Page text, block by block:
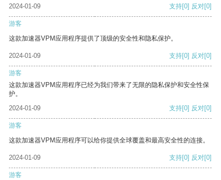
2024-01-09 支持[0] 反对[0]
游客
这款加速器VPM应用程序提供了顶级的安全性和隐私保护。
2024-01-09 支持[0] 反对[0]
游客
这款加速器VPM应用程序已经为我们带来了无限的隐私保护和安全性保
护。
2024-01-09
支持[0] 反对[0]
游客
这款加速器VPM应用程序可以给你提供全球覆盖和最高安全性的连接。
2024-01-09 支持[0] 反对[0]
游客